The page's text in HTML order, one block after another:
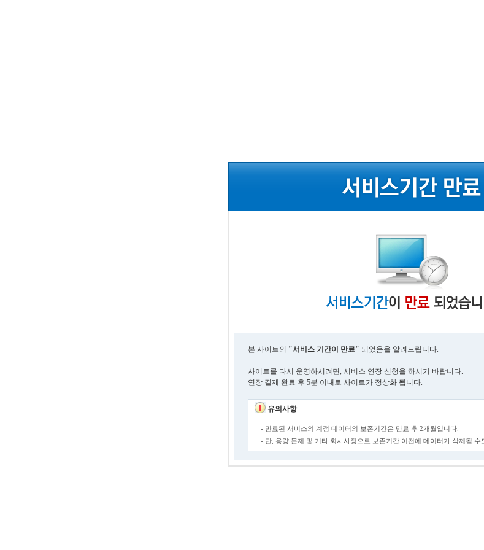
본 사이트의 "서비스 기간이 만료" 되었음을 알려드립니다.
사이트를 다시 운영하시려면, 서비스 연장 신청을 하시기 바랍니다.
연장 결제 완료 후 5분 이내로 사이트가 정상화 됩니다.
유의사항
- 만료된 서비스의 계정 데이터의 보존기간은 만료 후 2개월입니다.
- 단, 용량 문제 및 기타 회사사정으로 보존기간 이전에 데이터가 삭제될 수